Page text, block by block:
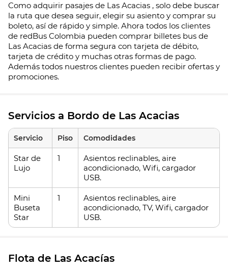
Como adquirir pasajes de Las Acacias , solo debe buscar
la ruta que desea seguir, elegir su asiento y comprar su
boleto, así de rápido y simple. Ahora todos los clientes
de redBus Colombia pueden comprar billetes bus de
Las Acacias de forma segura con tarjeta de débito,
tarjeta de crédito y muchas otras formas de pago.
Además todos nuestros clientes pueden recibir ofertas y
promociones.
Servicios a Bordo de Las Acacias
Servicio Piso Comodidades
Star de
Lujo
1
Asientos reclinables, aire
acondicionado, Wifi, cargador
USB.
Mini
Buseta
Star
1
Asientos reclinables, aire
acondicionado, TV, Wifi, cargador
USB.
Flota de Las Acacías